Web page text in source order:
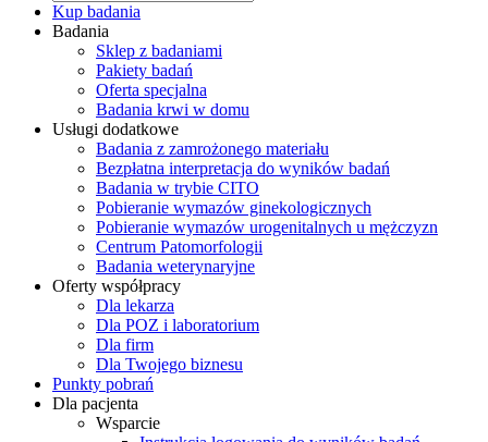
Kup badania
Badania
Sklep z badaniami
Pakiety badań
Oferta specjalna
Badania krwi w domu
Usługi dodatkowe
Badania z zamrożonego materiału
Bezpłatna interpretacja do wyników badań
Badania w trybie CITO
Pobieranie wymazów ginekologicznych
Pobieranie wymazów urogenitalnych u mężczyzn
Centrum Patomorfologii
Badania weterynaryjne
Oferty współpracy
Dla lekarza
Dla POZ i laboratorium
Dla firm
Dla Twojego biznesu
Punkty pobrań
Dla pacjenta
Wsparcie